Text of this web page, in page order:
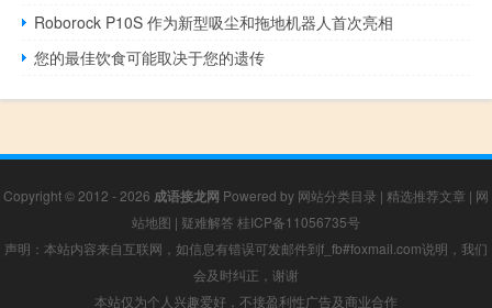
Roborock P10S 作为新型吸尘和拖地机器人首次亮相
您的最佳饮食可能取决于您的遗传
Copyright © 2012 - 2026 成语接龙网 Powered by 网站分类目录 | 精选推荐文章 | 网
站地图 | 疑难解答 桂ICP备11056735号
声明：本站内容来自互联网，如信息有错误可发邮件到f_fb#foxmail.com说明，我们
会及时纠正，谢谢
本站仅为个人兴趣爱好，不接盈利性广告及商业合作